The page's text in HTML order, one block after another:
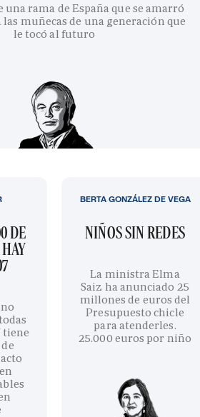
una rama de España que se amarró
muñecas de una generación que
le tocó al futuro
DE
tiene
NIÑOS SIN REDES
La ministra Elma
Saiz ha anunciado 25
millones de euros del
Presupuesto chicle
para atenderles.
25.000 euros por niño
BERTA GONZÁLEZ DE VEGA